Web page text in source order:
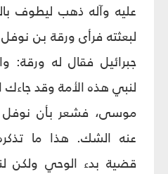
عليه وآله ذهب ليطوف
لبعثته فرأى ورقة بن
جبرائيل فقال له ورقة:
لنبي هذه الأمة وقد جاءك
موسى، فشعر بأن نوفل
عنه الشك. هذا ما
قضية بدء الوحي ولكن